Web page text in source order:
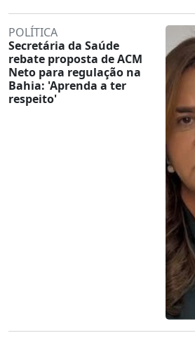
POLÍTICA
Secretária da Saúde
rebate proposta de ACM
Neto para regulação na
Bahia: 'Aprenda a ter
respeito'